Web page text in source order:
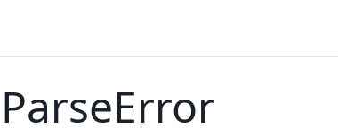
ParseError